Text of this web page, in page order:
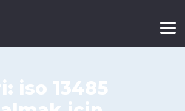
iso 13485